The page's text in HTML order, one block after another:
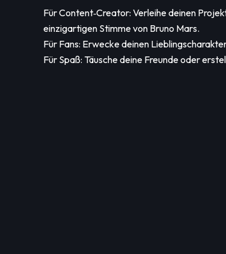
Für Content‑Creator: Verleihe deinen
einzigartigen Stimme von Bruno Mars.
Für Fans: Erwecke deinen
Für Spaß: Täusche deine Freunde oder